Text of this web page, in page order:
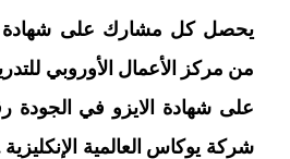
يحصل كل مشارك على شهادة
من مركز الأعمال الأوروبي
شركة يوكاس العالمية